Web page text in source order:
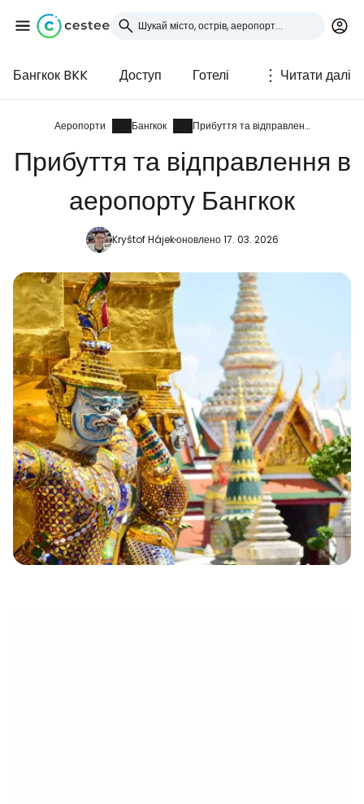
Бангкок BKK Доступ Готелі Читати далі
Аеропорти Бангкок Прибуття та відправлення
Прибуття та відправлення в
аеропорту Бангкок
Kryštof Hájekоновлено 17. 03. 2026
Увійдіть до Cestee
... світова туристична спільнота
Продовжуйте з Google
Продовжуйте у Facebook
Продовжити з email